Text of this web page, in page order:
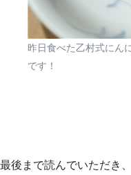
昨日食べた乙村式にん
です！
最後まで読んでいただき